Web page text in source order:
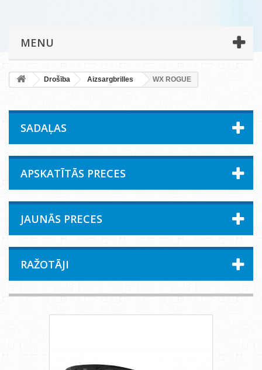
MENU
Drošība Aizsargbrilles WX ROGUE
SADAĻAS
APSKATĪTĀS PRECES
JAUNĀS PRECES
RAŽOTĀJI